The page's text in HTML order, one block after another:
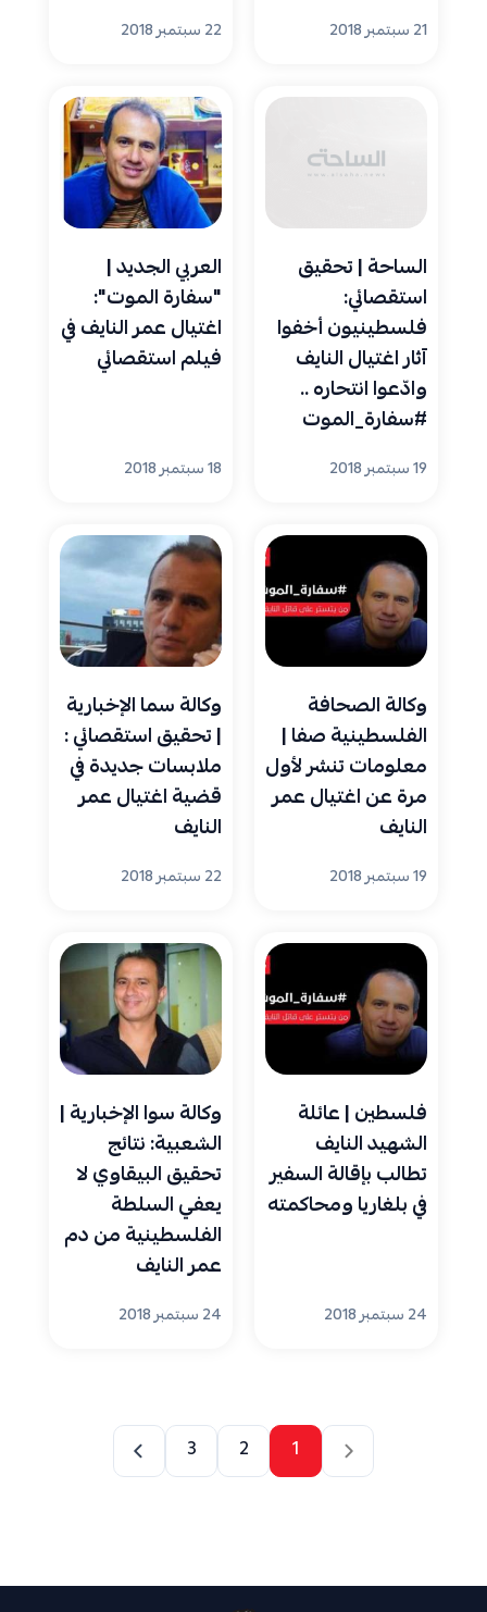
21 سبتمبر 2018 22 سبتمبر 2018
الساحة | تحقيق
استقصائي:
فلسطينيون أخفوا
آثار اغتيال النايف
وادّعوا انتحاره ..
#سفارة_الموت
19 سبتمبر 2018
العربي الجديد |
"سفارة الموت":
اغتيال عمر النايف في
فيلم استقصائي
18 سبتمبر 2018
وكالة الصحافة
الفلسطينية صفا |
معلومات تنشر لأول
مرة عن اغتيال عمر
النايف
19 سبتمبر 2018
وكالة سما الإخبارية
| تحقيق استقصائي :
ملابسات جديدة في
قضية اغتيال عمر
النايف
22 سبتمبر 2018
فلسطين | عائلة
الشهيد النايف
تطالب بإقالة السفير
في بلغاريا ومحاكمته
24 سبتمبر 2018
وكالة سوا الإخبارية |
الشعبية: نتائج
تحقيق البيقاوي لا
يعفي السلطة
الفلسطينية من دم
عمر النايف
24 سبتمبر 2018
1
2
3